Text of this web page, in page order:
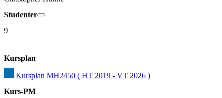
Studenter
9
Kursplan
Kursplan MH2450 ( HT 2019 - VT 2026 )
Kurs-PM